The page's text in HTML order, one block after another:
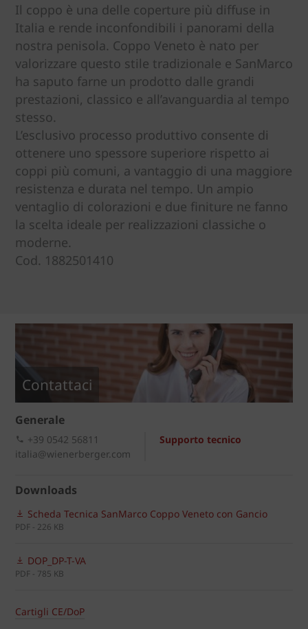
Il coppo è una delle coperture più diffuse in
Italia e rende inconfondibili i panorami della
nostra penisola. Coppo Veneto è nato per
valorizzare questo stile tradizionale e SanMarco
ha saputo farne un prodotto dalle grandi
prestazioni, classico e all’avanguardia al tempo
stesso.
L’esclusivo processo produttivo consente di
ottenere uno spessore superiore rispetto ai
coppi più comuni, a vantaggio di una maggiore
resistenza e durata nel tempo. Un ampio
ventaglio di colorazioni e due finiture ne fanno
la scelta ideale per realizzazioni classiche o
moderne.
Cod. 1882501410
Contattaci
Generale
Supporto tecnico
+39 0542 56811
italia@wienerberger.com
Downloads
Scheda Tecnica SanMarco Coppo Veneto con Gancio
PDF - 226 KB
DOP_DP-T-VA
PDF - 785 KB
Cartigli CE/DoP